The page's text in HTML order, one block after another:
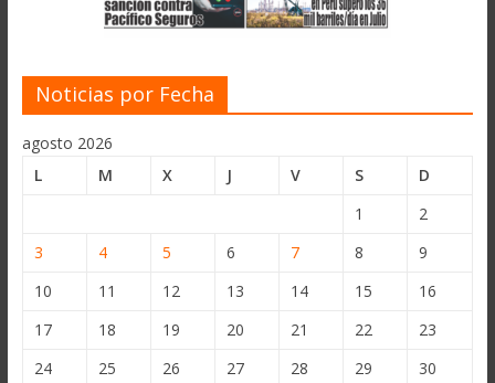
Noticias por Fecha
agosto 2026
L
M X J V S
D
1
2
3
4 5 6 7 8
9
10
11 12 13 14 15
16
17
18 19 20 21 22
23
24
25 26 27 28 29
30